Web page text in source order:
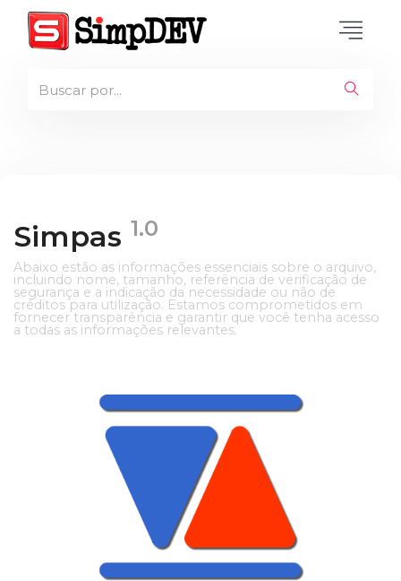
Simpas 1.0
Abaixo estão as informações essenciais sobre o arquivo,
incluindo nome, tamanho, referência de verificação de
segurança e a indicação da necessidade ou não de
créditos para utilização. Estamos comprometidos em
fornecer transparência e garantir que você tenha acesso
a todas as informações relevantes.